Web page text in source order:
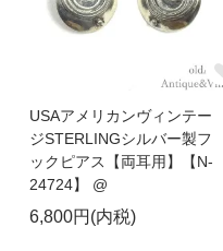
USAアメリカンヴィンテー
ジSTERLINGシルバー製フ
ックピアス【両耳用】【N-
24724】 @
6,800円(内税)